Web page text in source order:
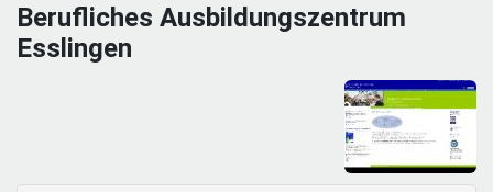
News
Jugendnetz
Berufliches Ausbildungszentrum
Esslingen